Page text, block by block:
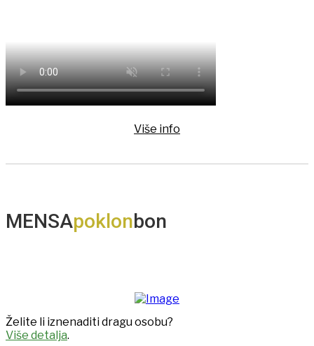
Više info
MENSApoklonbon
Želite li iznenaditi dragu osobu?
Više detalja.